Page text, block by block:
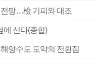
전망…檢 기피와 대조
에 선다(종합)
양수도 도약의 전환점